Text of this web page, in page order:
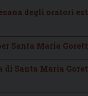
degli oratori
Santa Maria
di Santa Maria